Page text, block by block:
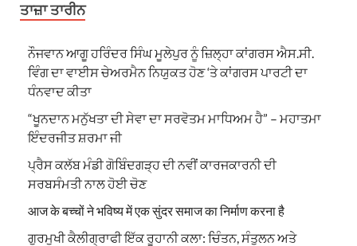
ਤਾਜ਼ਾ ਤਾਰੀਨ
ਨੌਜਵਾਨ ਆਗੂ ਹਰਿੰਦਰ ਸਿੰਘ ਮੂਲੇਪੁਰ ਨੂੰ ਜ਼ਿਲ੍ਹਾ ਕਾਂਗਰਸ ਐਸ.ਸੀ.
ਵਿੰਗ ਦਾ ਵਾਈਸ ਚੇਅਰਮੈਨ ਨਿਯੁਕਤ ਹੋਣ ‘ਤੇ ਕਾਂਗਰਸ ਪਾਰਟੀ ਦਾ
ਧੰਨਵਾਦ ਕੀਤਾ
“ਖੂਨਦਾਨ ਮਨੁੱਖਤਾ ਦੀ ਸੇਵਾ ਦਾ ਸਰਵੋਤਮ ਮਾਧਿਅਮ ਹੈ” – ਮਹਾਤਮਾ
ਇੰਦਰਜੀਤ ਸ਼ਰਮਾ ਜੀ
ਪ੍ਰੈਸ ਕਲੱਬ ਮੰਡੀ ਗੋਬਿੰਦਗੜ੍ਹ ਦੀ ਨਵੀਂ ਕਾਰਜਕਾਰਨੀ ਦੀ
ਸਰਬਸੰਮਤੀ ਨਾਲ ਹੋਈ ਚੋਣ
आज के बच्चों ने भविष्य में एक सुंदर समाज का निर्माण करना है
ਗੁਰਮੁਖੀ ਕੈਲੀਗ੍ਰਾਫੀ ਇੱਕ ਰੂਹਾਨੀ ਕਲਾ: ਚਿੰਤਨ, ਸੰਤੁਲਨ ਅਤੇ